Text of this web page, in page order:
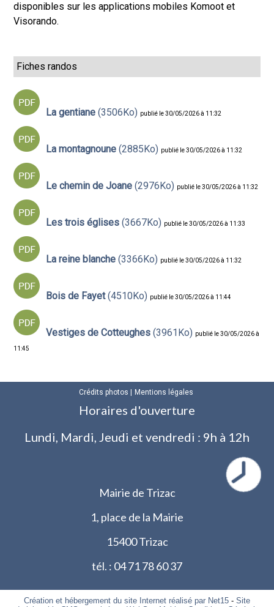
disponibles sur les applications mobiles Komoot et
Visorando.
Fiches randos
La gentiane (3506Ko) publié le 30/05/2026 à 11:32
La montagnoune (2885Ko) publié le 30/05/2026 à 11:32
Le chemin de Joane (2976Ko) publié le 30/05/2026 à 11:32
Les trois églises (3667Ko) publié le 30/05/2026 à 11:33
La reine blanche (3366Ko) publié le 30/05/2026 à 11:32
Bois de Fayet(4510Ko) publié le 30/05/2026 à 11:44
Vestiges de Cotteughes (3961Ko) publié le 30/05/2026 à
11:45
Crédits photos Mentions légales
Horaires d'ouverture
Lundi, Mardi, Jeudi et vendredi : 9h à 12h
Mairie de Trizac
1, place de la Mairie
15400 Trizac
tél. : 04 71 78 60 37
Création et hébergement du site Internet réalisé par Net15 - Site